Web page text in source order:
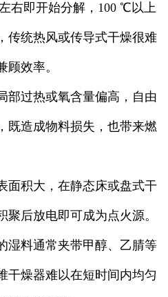
右即开始分解，100 ℃以上
传统热风或传导式干燥很难
效率。
部过热或氧含量偏高，自由
既造成物料损失，也带来燃
面积大，在静态床或盘式干
后放电即可成为点火源。
湿料通常夹带甲醇、乙腈等
干燥器难以在短时间内均匀